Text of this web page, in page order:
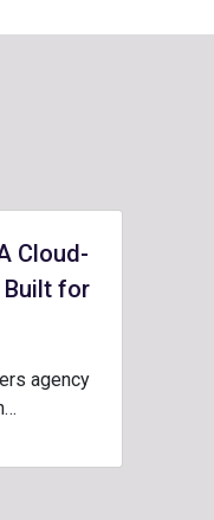
Cloud-
Built for
agency